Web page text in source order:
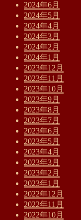
2024年6月
2024年5月
2024年4月
2024年3月
2024年2月
2024年1月
2023年12月
2023年11月
2023年10月
2023年9月
2023年8月
2023年7月
2023年6月
2023年5月
2023年4月
2023年3月
2023年2月
2023年1月
2022年12月
2022年11月
2022年10月